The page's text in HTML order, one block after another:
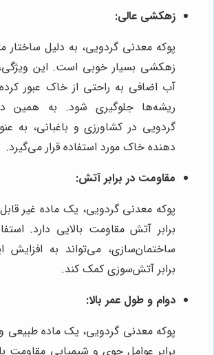
زهکشی عالی:
پوکه معدنی گردویی، به دلیل ساختار
زهکشی بسیار خوبی است. این
آب اضافی به راحتی از خاک عبور
ریشه‌ها جلوگیری شود. به همین
گردویی در کشاورزی و باغبانی، به
دهنده خاک مورد استفاده قرار می‌گیرد.
مقاومت در برابر آتش:
پوکه معدنی گردویی، یک ماده غیر
برابر آتش مقاومت بالایی دارد.
ساختمان‌سازی، می‌تواند به افزایش
برابر آتش‌سوزی کمک کند.
دوام و طول عمر بالا:
پوکه معدنی گردویی، یک ماده طبیعی
برابر عوامل جوی و شیمیایی مقاومت